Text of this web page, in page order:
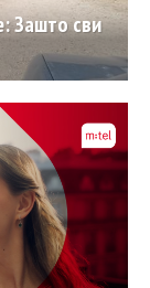
Зашто сви